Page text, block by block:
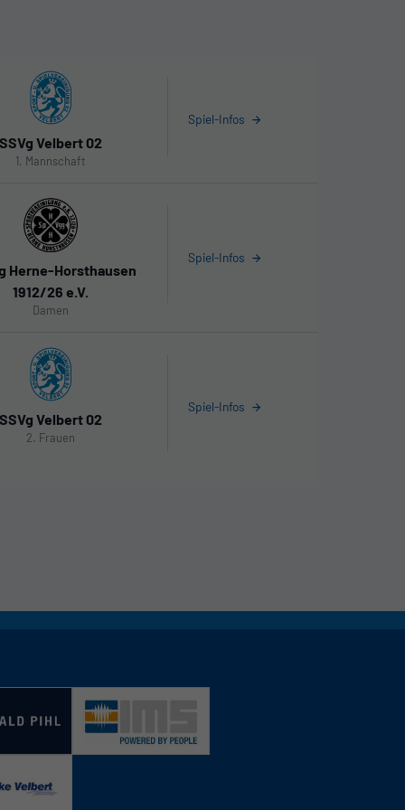
SSVg Velbert 02
1. Mannschaft
Spiel-Infos
Herne-Horsthausen
1912/26 e.V.
Damen
Spiel-Infos
SSVg Velbert 02
2. Frauen
Spiel-Infos